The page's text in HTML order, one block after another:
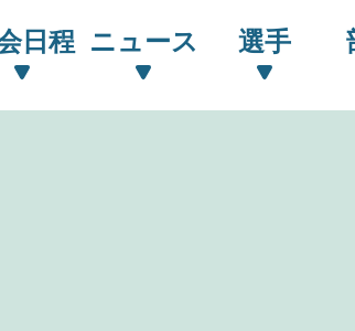
日程 ニュース 選手